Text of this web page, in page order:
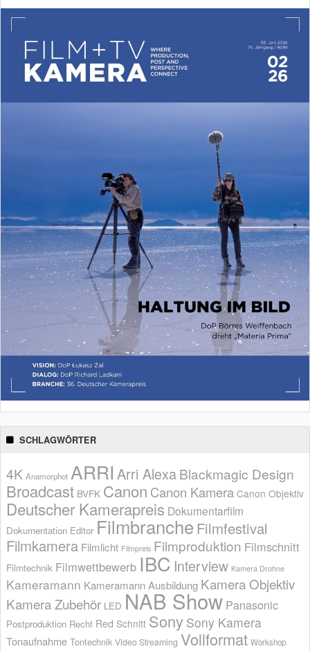
SCHLAGWÖRTER
4K Anamorphot ARRI Arri AlexaBlackmagic Design
Broadcast BVFK Canon Canon Kamera Canon Objektiv
Deutscher Kamerapreis Dokumentarfilm
Dokumentation Editor Filmbranche Filmfestival
Filmkamera Filmlicht Filmpreis Filmproduktion Filmschnitt
Filmtechnik Filmwettbewerb IBC Interview Kamera Drohne
Kameramann Kameramann Ausbildung Kamera Objektiv
Kamera Zubehör LED NAB Show Panasonic
Postproduktion Recht Red Schnitt Sony Sony Kamera
Tonaufnahme Tontechnik Video Streaming Vollformat Workshop